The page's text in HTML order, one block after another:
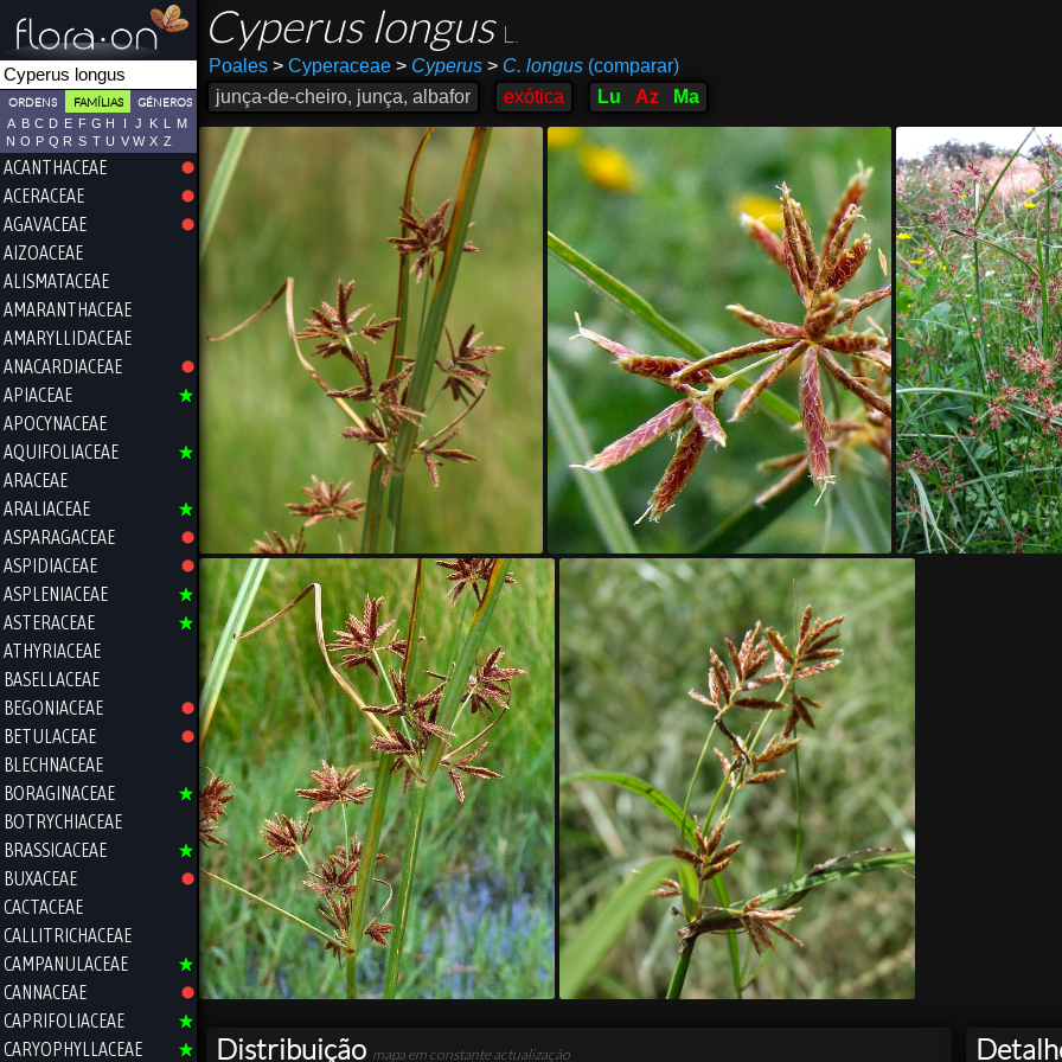
ORDENS FAMÍLIAS GÉNEROS
A B C D E F G H I J K L
M
N O P Q R S T U V W X Z
ACANTHACEAE
ACERACEAE
AGAVACEAE
AIZOACEAE
ALISMATACEAE
AMARANTHACEAE
AMARYLLIDACEAE
ANACARDIACEAE
APIACEAE
APOCYNACEAE
AQUIFOLIACEAE
ARACEAE
ARALIACEAE
ASPARAGACEAE
ASPIDIACEAE
ASPLENIACEAE
ASTERACEAE
ATHYRIACEAE
BASELLACEAE
BEGONIACEAE
BETULACEAE
BLECHNACEAE
BORAGINACEAE
BOTRYCHIACEAE
BRASSICACEAE
BUXACEAE
CACTACEAE
CALLITRICHACEAE
CAMPANULACEAE
CANNACEAE
CAPRIFOLIACEAE
CARYOPHYLLACEAE
Cyperus longus
Poales >Cyperaceae > Cyperus > C. longus(comparar)
junça-de-cheiro, junça, albafor
exótica Lu Az Ma
Distribuição mapa em constante actualização